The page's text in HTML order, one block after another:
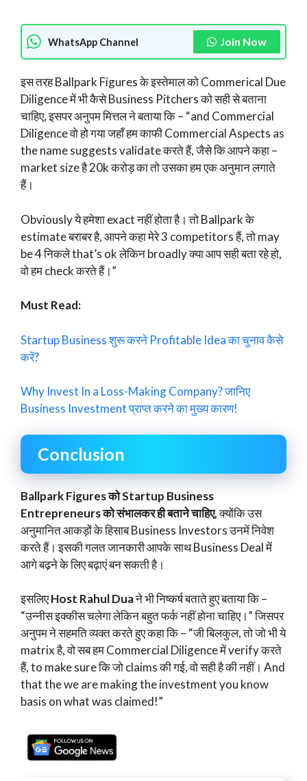
WhatsApp Channel Join Now
इस तरह Ballpark Figures के इस्तेमाल को Commerical Due
Diligence में भी कैसे Business Pitchers को सही से बताना
चाहिए, इसपर अनुपम मित्तल ने बताया कि – “and Commercial
Diligence वो हो गया जहाँ हम काफी Commercial Aspects as
the name suggests validate करते हैं, जैसे कि आपने कहा –
market size है 20k करोड़ का तो उसका हम एक अनुमान लगाते
हैं।
Obviously ये हमेशा exact नहीं होता है। तो Ballpark के
estimate बराबर है, आपने कहा मेरे 3 competitors हैं, तो may
be 4 निकले that’s ok लेकिन broadly क्या आप सही बता रहे हो,
वो हम check करते हैं।”
Must Read:
Startup Business शुरू करने Profitable Idea का चुनाव कैसे
करें?
Why Invest In a Loss-Making Company? जानिए
Business Investment प्राप्त करने का मुख्य कारण!
Conclusion
Ballpark Figures को Startup Business
Entrepreneurs को संभालकर ही बताने चाहिए,क्योंकि उस
अनुमानित आकड़ों के हिसाब Business Investors उनमें निवेश
करते हैं। इसकी गलत जानकारी आपके साथ Business Deal में
आगे बढ़ने के लिए बढ़ाएं बन सकती है।
इसलिएHost Rahul Duaने भी निष्कर्ष बताते हुए बताया कि –
“उन्नीस इक्कीस चलेगा लेकिन बहुत फर्क नहीं होना चाहिए।” जिसपर
अनुपम ने सहमति व्यक्त करते हुए कहा कि – “जी बिलकुल, तो जो भी ये
matrix है, वो सब हम Commercial Diligence में verify करते
हैं, to make sure कि जो claims की गई, वो सही है की नहीं। And
that the we are making the investment you know
basis on what was claimed!”